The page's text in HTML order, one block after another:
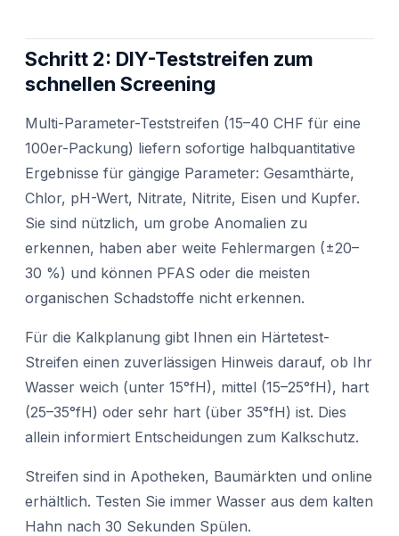
Schritt 2: DIY-Teststreifen zum
schnellen Screening
Multi-Parameter-Teststreifen (15–40 CHF für eine
100er-Packung) liefern sofortige halbquantitative
Ergebnisse für gängige Parameter: Gesamthärte,
Chlor, pH-Wert, Nitrate, Nitrite, Eisen und Kupfer.
Sie sind nützlich, um grobe Anomalien zu
erkennen, haben aber weite Fehlermargen (±20–
30 %) und können PFAS oder die meisten
organischen Schadstoffe nicht erkennen.
Für die Kalkplanung gibt Ihnen ein Härtetest-
Streifen einen zuverlässigen Hinweis darauf, ob Ihr
Wasser weich (unter 15°fH), mittel (15–25°fH), hart
(25–35°fH) oder sehr hart (über 35°fH) ist. Dies
allein informiert Entscheidungen zum Kalkschutz.
Streifen sind in Apotheken, Baumärkten und online
erhältlich. Testen Sie immer Wasser aus dem kalten
Hahn nach 30 Sekunden Spülen.